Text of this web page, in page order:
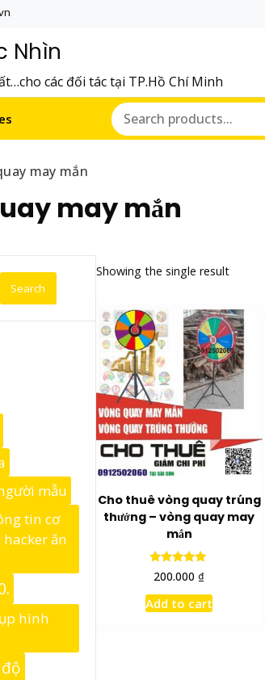
Nhìn
các đối tác tại TP.Hồ Chí Minh
may mắn
may mắn
Showing the single result
Cho thuê vòng quay trúng
thưởng – vòng quay may
mắn
Rated
5.00
out of 5
200.000 ₫
Add to cart
Search
mẫu
tin cơ
ăn
hình